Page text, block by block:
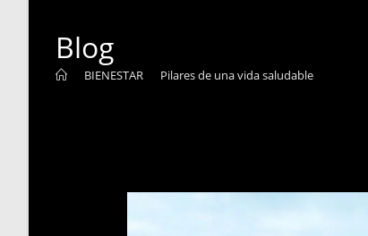
Blog
BIENESTAR Pilares de una vida saludable